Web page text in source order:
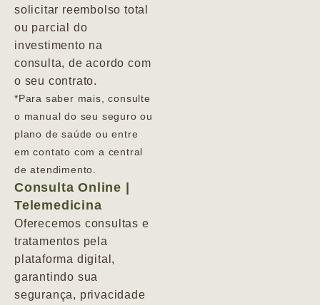
solicitar reembolso total
ou parcial do
investimento na
consulta, de acordo com
o seu contrato.
*Para saber mais, consulte
o manual do seu seguro ou
plano de saúde ou entre
em contato com a central
de atendimento.
Consulta Online |
Telemedicina
Oferecemos consultas e
tratamentos pela
plataforma digital,
garantindo sua
segurança, privacidade